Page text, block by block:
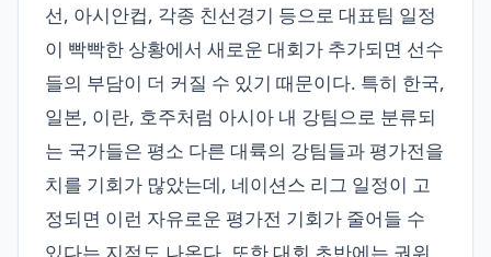
선, 아시안컵, 각종 친선경기 등으로 대표팀 일정
이 빡빡한 상황에서 새로운 대회가 추가되면 선수
들의 부담이 더 커질 수 있기 때문이다. 특히 한국,
일본, 이란, 호주처럼 아시아 내 강팀으로 분류되
는 국가들은 평소 다른 대륙의 강팀들과 평가전을
치를 기회가 많았는데, 네이션스 리그 일정이 고
정되면 이런 자유로운 평가전 기회가 줄어들 수
있다는 지적도 나온다. 또한 대회 초반에는 권위